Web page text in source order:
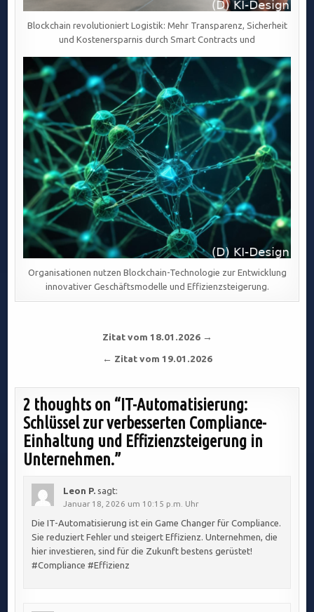
Blockchain revolutioniert Logistik: Mehr Transparenz, Sicherheit
und Kostenersparnis durch Smart Contracts und
Organisationen nutzen Blockchain-Technologie zur Entwicklung
innovativer Geschäftsmodelle und Effizienzsteigerung.
Beitragsnavigation
Zitat vom 18.01.2026 →
← Zitat vom 19.01.2026
2 thoughts on “IT-Automatisierung:
Schlüssel zur verbesserten Compliance-
Einhaltung und Effizienzsteigerung in
Unternehmen.”
Leon P. sagt:
Januar 18, 2026 um 10:15 p.m. Uhr
Die IT-Automatisierung ist ein Game Changer für Compliance.
Sie reduziert Fehler und steigert Effizienz. Unternehmen, die
hier investieren, sind für die Zukunft bestens gerüstet!
#Compliance #Effizienz